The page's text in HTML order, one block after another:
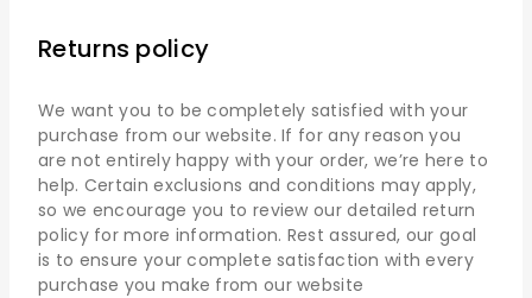
Returns policy
We want you to be completely satisfied with your
purchase from our website. If for any reason you
are not entirely happy with your order, we’re here to
help. Certain exclusions and conditions may apply,
so we encourage you to review our detailed return
policy for more information. Rest assured, our goal
is to ensure your complete satisfaction with every
purchase you make from our website